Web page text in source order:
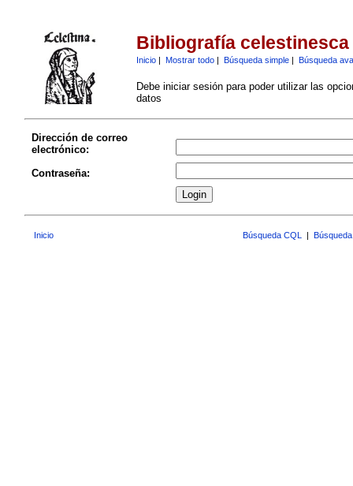
Bibliografía celestinesca
Inicio| Mostrar todo| Búsqueda simple| Búsqueda
Debe iniciar sesión para poder utilizar las
datos
Dirección de correo
electrónico:
Contraseña:
Inicio Búsqueda CQL |